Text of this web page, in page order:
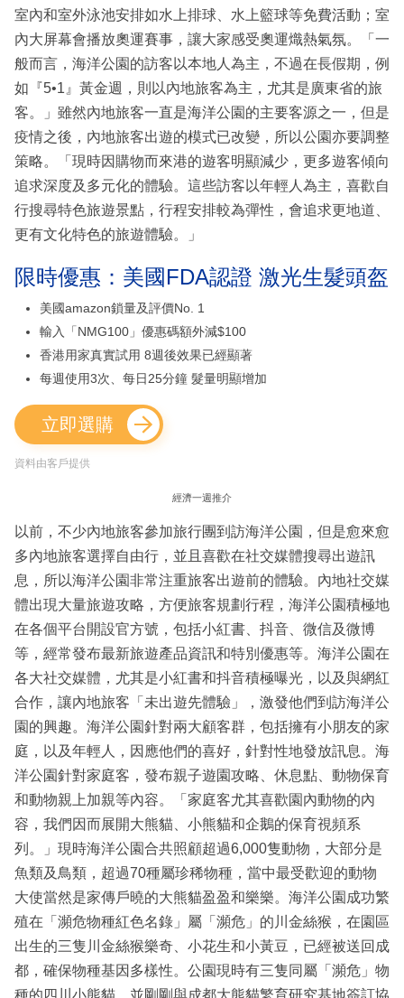
室內和室外泳池安排如水上排球、水上籃球等免費活動；室
內大屏幕會播放奧運賽事，讓大家感受奧運熾熱氣氛。「一
般而言，海洋公園的訪客以本地人為主，不過在長假期，例
如『5•1』黃金週，則以內地旅客為主，尤其是廣東省的旅
客。」雖然內地旅客一直是海洋公園的主要客源之一，但是
疫情之後，內地旅客出遊的模式已改變，所以公園亦要調整
策略。「現時因購物而來港的遊客明顯減少，更多遊客傾向
追求深度及多元化的體驗。這些訪客以年輕人為主，喜歡自
行搜尋特色旅遊景點，行程安排較為彈性，會追求更地道、
更有文化特色的旅遊體驗。」
限時優惠：美國FDA認證 激光生髮頭盔
美國amazon鎖量及評價No. 1
輸入「NMG100」優惠碼額外減$100
香港用家真實試用 8週後效果已經顯著
每週使用3次、每日25分鐘 髮量明顯增加
立即選購
資料由客戶提供
經濟一週推介
以前，不少內地旅客參加旅行團到訪海洋公園，但是愈來愈
多內地旅客選擇自由行，並且喜歡在社交媒體搜尋出遊訊
息，所以海洋公園非常注重旅客出遊前的體驗。內地社交媒
體出現大量旅遊攻略，方便旅客規劃行程，海洋公園積極地
在各個平台開設官方號，包括小紅書、抖音、微信及微博
等，經常發布最新旅遊產品資訊和特別優惠等。海洋公園在
各大社交媒體，尤其是小紅書和抖音積極曝光，以及與網紅
合作，讓內地旅客「未出遊先體驗」，激發他們到訪海洋公
園的興趣。海洋公園針對兩大顧客群，包括擁有小朋友的家
庭，以及年輕人，因應他們的喜好，針對性地發放訊息。海
洋公園針對家庭客，發布親子遊園攻略、休息點、動物保育
和動物親上加親等內容。「家庭客尤其喜歡園內動物的內
容，我們因而展開大熊貓、小熊貓和企鵝的保育視頻系
列。」現時海洋公園合共照顧超過6,000隻動物，大部分是
魚類及鳥類，超過70種屬珍稀物種，當中最受歡迎的動物
大使當然是家傳戶曉的大熊貓盈盈和樂樂。海洋公園成功繁
殖在「瀕危物種紅色名錄」屬「瀕危」的川金絲猴，在園區
出生的三隻川金絲猴樂奇、小花生和小黃豆，已經被送回成
都，確保物種基因多樣性。公園現時有三隻同屬「瀕危」物